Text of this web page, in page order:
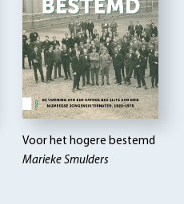
Voor het hogere bestemd
Marieke Smulders